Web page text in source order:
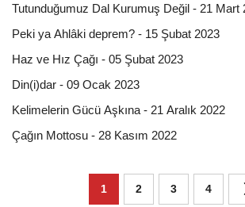
Tutunduğumuz Dal Kurumuş Değil - 21 Mart
Peki ya Ahlâki deprem? - 15 Şubat 2023
Haz ve Hız Çağı - 05 Şubat 2023
Din(i)dar - 09 Ocak 2023
Kelimelerin Gücü Aşkına - 21 Aralık 2022
Çağın Mottosu - 28 Kasım 2022
1 2 3 4